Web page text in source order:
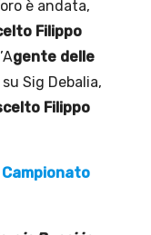
è andata,
Filippo
gente delle
su Sig Debalia,
Filippo